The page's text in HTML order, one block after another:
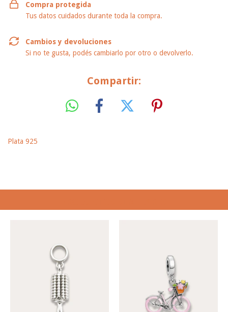
Compra protegida
Tus datos cuidados durante toda la compra.
Cambios y devoluciones
Si no te gusta, podés cambiarlo por otro o devolverlo.
Compartir:
Plata 925